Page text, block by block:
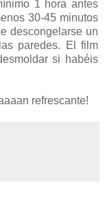
1 hora antes
30-45 minutos
descongelarse un
paredes. El film
si habéis
refrescante!